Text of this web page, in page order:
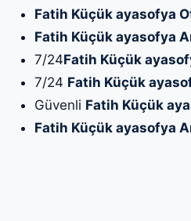
Fatih Küçük ayasofya
Fatih Küçük ayasofya
7/24Fatih Küçük
7/24 Fatih Küçük
Güvenli Fatih Küçük
Fatih Küçük ayasofya